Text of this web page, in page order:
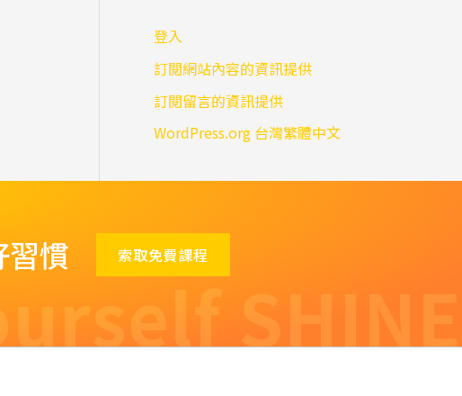
登入
訂閱網站內容的資訊提供
訂閱留言的資訊提供
WordPress.org 台灣繁體中文
慣 索取免費課程
SHINE